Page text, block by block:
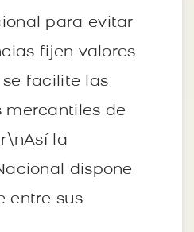
para evitar
fijen valores
facilite las
mercantiles de
la
dispone
entre sus